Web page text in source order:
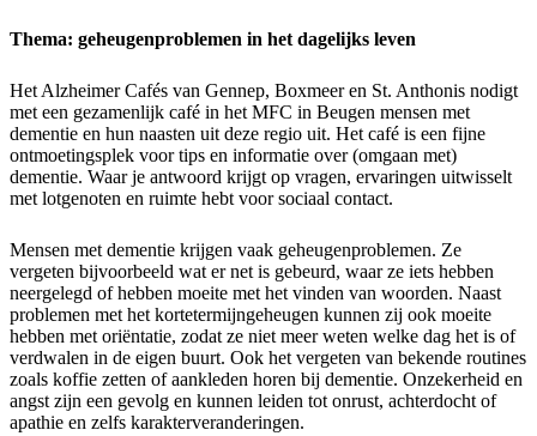
Thema: geheugenproblemen in het dagelijks leven
Het Alzheimer Cafés van Gennep, Boxmeer en St. Anthonis nodigt
met een gezamenlijk café in het MFC in Beugen mensen met
dementie en hun naasten uit deze regio uit. Het café is een fijne
ontmoetingsplek voor tips en informatie over (omgaan met)
dementie. Waar je antwoord krijgt op vragen, ervaringen uitwisselt
met lotgenoten en ruimte hebt voor sociaal contact.
Mensen met dementie krijgen vaak geheugenproblemen. Ze
vergeten bijvoorbeeld wat er net is gebeurd, waar ze iets hebben
neergelegd of hebben moeite met het vinden van woorden. Naast
problemen met het kortetermijngeheugen kunnen zij ook moeite
hebben met oriëntatie, zodat ze niet meer weten welke dag het is of
verdwalen in de eigen buurt. Ook het vergeten van bekende routines
zoals koffie zetten of aankleden horen bij dementie. Onzekerheid en
angst zijn een gevolg en kunnen leiden tot onrust, achterdocht of
apathie en zelfs karakterveranderingen.